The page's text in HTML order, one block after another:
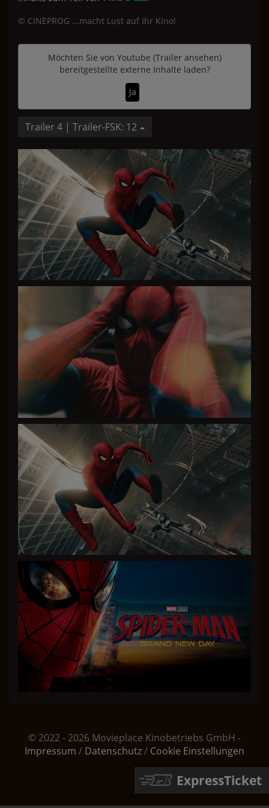
ExpressTicket
© CINEPROG ...macht Lust auf Ihr Kino!
Möchten Sie von Youtube (Trailer ansehen)
bereitgestellte externe Inhalte laden?
Ja
Trailer 4 | Trailer-FSK: 12
© 2022 - 2026 Movieplace Kinobetriebs GmbH -
Impressum / Datenschutz/ Cookie Einstellungen